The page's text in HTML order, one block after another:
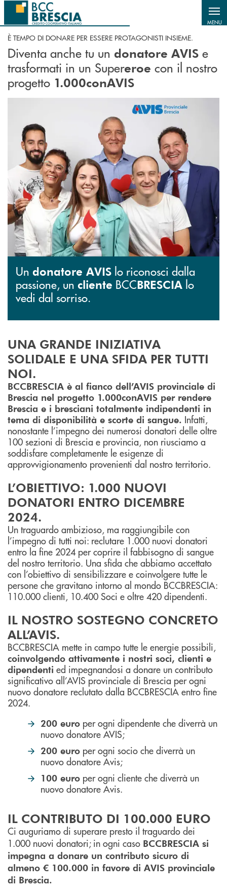
Salta al contenuto principale
MENU
È TEMPO DI DONARE PER ESSERE PROTAGONISTI INSIEME.
Diventa anche tu un donatore AVIS e
trasformati in un Supereroe con il nostro
progetto 1.000conAVIS
Un donatore AVIS lo riconosci dalla
passione, un cliente BCCBRESCIA lo
vedi dal sorriso.
UNA GRANDE INIZIATIVA
SOLIDALE E UNA SFIDA PER TUTTI
NOI.
BCCBRESCIA è al fianco dell’AVIS provinciale di
Brescia nel progetto 1.000conAVIS per rendere
Brescia e i bresciani totalmente indipendenti in
tema di disponibilità e scorte di sangue. Infatti,
nonostante l’impegno dei numerosi donatori delle oltre
100 sezioni di Brescia e provincia, non riusciamo a
soddisfare completamente le esigenze di
approvvigionamento provenienti dal nostro territorio.
L’OBIETTIVO: 1.000 NUOVI
DONATORI ENTRO DICEMBRE
2024.
Un traguardo ambizioso, ma raggiungibile con
l’impegno di tutti noi: reclutare 1.000 nuovi donatori
entro la fine 2024 per coprire il fabbisogno di sangue
del nostro territorio. Una sfida che abbiamo accettato
con l’obiettivo di sensibilizzare e coinvolgere tutte le
persone che gravitano intorno al mondo BCCBRESCIA:
110.000 clienti, 10.400 Soci e oltre 420 dipendenti.
IL NOSTRO SOSTEGNO CONCRETO
ALL’AVIS.
BCCBRESCIA mette in campo tutte le energie possibili,
coinvolgendo attivamente i nostri soci, clienti e
dipendenti ed impegnandosi a donare un contributo
significativo all’AVIS provinciale di Brescia per ogni
nuovo donatore reclutato dalla BCCBRESCIA entro fine
2024.
200 euro per ogni dipendente che diverrà un
nuovo donatore AVIS;
200 euro per ogni socio che diverrà un
nuovo donatore Avis;
100 euro per ogni cliente che diverrà un
nuovo donatore Avis.
IL CONTRIBUTO DI 100.000 EURO
Ci auguriamo di superare presto il traguardo dei
1.000 nuovi donatori; in ogni caso BCCBRESCIA si
impegna a donare un contributo sicuro di
almeno € 100.000 in favore di AVIS provinciale
di Brescia.